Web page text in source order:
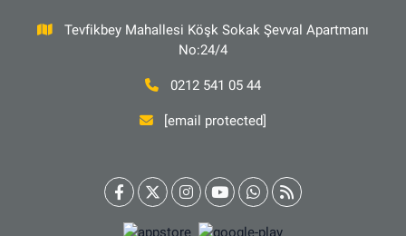
Tevfikbey Mahallesi Köşk Sokak Şevval Apartmanı
No:24/4
0212 541 05 44
[email protected]